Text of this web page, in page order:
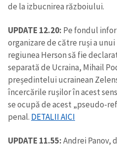
de la izbucnirea războiului.
UPDATE 12.20: Pe fondul
organizare de către ruși a
regiunea Herson să fie
separată de Ucraina, Mihail
președintelui ucrainean
încercările rușilor în acest
se ocupă de acest „pseudo-
penal. DETALII AICI
UPDATE 11.55:Andrei Panov,